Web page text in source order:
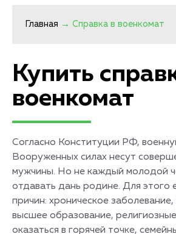
Главная → Справка в военкомат
Купить
военкомат
Согласно Конституции РФ,
Вооруженных силах несут
мужчины. Но не каждый молодой
отдавать дань родине. Для этого
причин: хроническое
высшее образование,
оказаться в горячей точке,